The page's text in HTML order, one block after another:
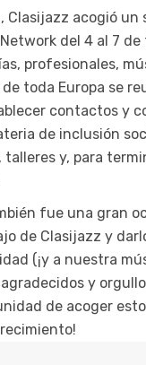
Clasijazz acogió un
del 4 al 7 de
profesionales,
toda Europa se
contactos y
de inclusión
y, para
fue una gran
de Clasijazz y
(¡y a nuestra
y
de acoger